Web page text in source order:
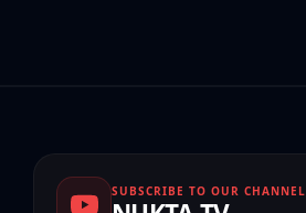
SUBSCRIBE TO OUR CHANNEL